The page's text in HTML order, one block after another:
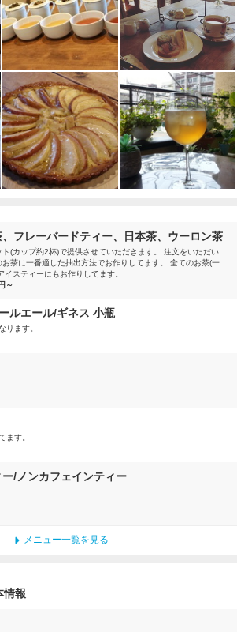
フレーバードティー、日本茶、ウーロン茶
ト(カップ約2杯)で提供させていただきます。 注文をいただい
お茶に一番適した抽出方法でお作りしてます。 全てのお茶(一
イスティーにもお作りしてます。
～
ルエール/ギネス 小瓶
ります。
ます。
/ノンカフェインティー
メニュー一覧を見る
報